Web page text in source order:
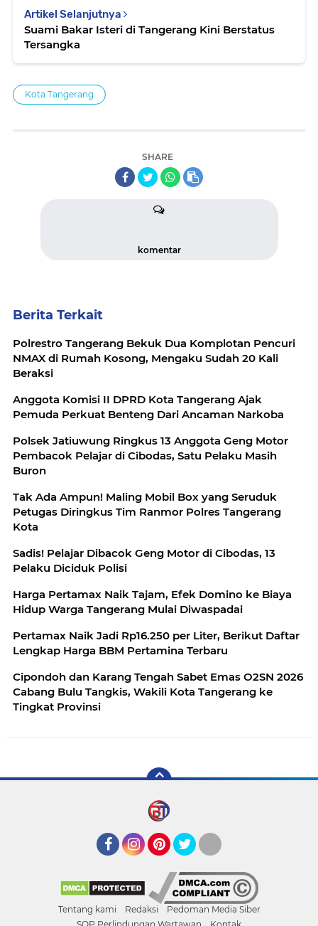
Artikel Selanjutnya
Suami Bakar Isteri di Tangerang Kini Berstatus
Tersangka
Kota Tangerang
SHARE
komentar
Berita Terkait
Polrestro Tangerang Bekuk Dua Komplotan Pencuri
NMAX di Rumah Kosong, Mengaku Sudah 20 Kali
Beraksi
Anggota Komisi II DPRD Kota Tangerang Ajak
Pemuda Perkuat Benteng Dari Ancaman Narkoba
Polsek Jatiuwung Ringkus 13 Anggota Geng Motor
Pembacok Pelajar di Cibodas, Satu Pelaku Masih
Buron
Tak Ada Ampun! Maling Mobil Box yang Seruduk
Petugas Diringkus Tim Ranmor Polres Tangerang
Kota
Sadis! Pelajar Dibacok Geng Motor di Cibodas, 13
Pelaku Diciduk Polisi
Harga Pertamax Naik Tajam, Efek Domino ke Biaya
Hidup Warga Tangerang Mulai Diwaspadai
Pertamax Naik Jadi Rp16.250 per Liter, Berikut Daftar
Lengkap Harga BBM Pertamina Terbaru
Cipondoh dan Karang Tengah Sabet Emas O2SN 2026
Cabang Bulu Tangkis, Wakili Kota Tangerang ke
Tingkat Provinsi
Tentang kami Redaksi
Pedoman Media Siber